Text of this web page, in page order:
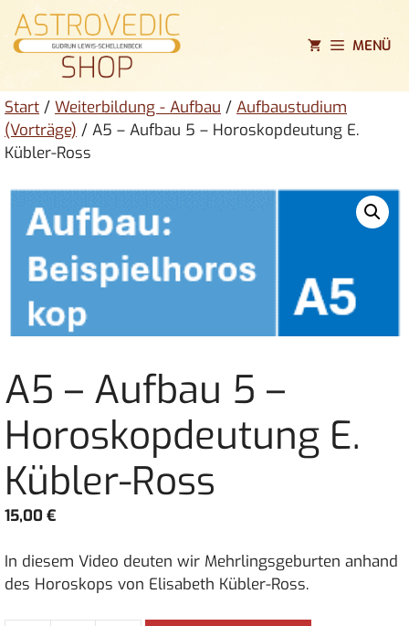
Zum
Inhalt
springen
MENÜ
Start / Weiterbildung - Aufbau / Aufbaustudium
(Vorträge) / A5 – Aufbau 5 – Horoskopdeutung E.
Kübler-Ross
A5 – Aufbau 5 –
Horoskopdeutung E.
Kübler-Ross
15,00 €
In diesem Video deuten wir Mehrlingsgeburten anhand
des Horoskops von Elisabeth Kübler-Ross.